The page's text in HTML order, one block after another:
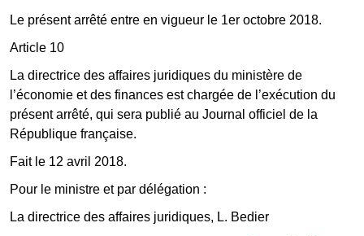
Le présent arrêté entre en vigueur le 1er octobre 2018.
Article 10
La directrice des affaires juridiques du ministère de
l’économie et des finances est chargée de l’exécution du
présent arrêté, qui sera publié au Journal officiel de la
République française.
Fait le 12 avril 2018.
Pour le ministre et par délégation :
La directrice des affaires juridiques, L. Bedier